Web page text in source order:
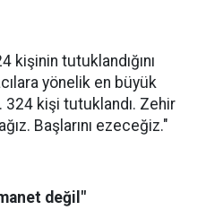
kişinin tutuklandığını
yönelik en büyük
kişi tutuklandı. Zehir
Başlarını ezeceğiz."
değil"